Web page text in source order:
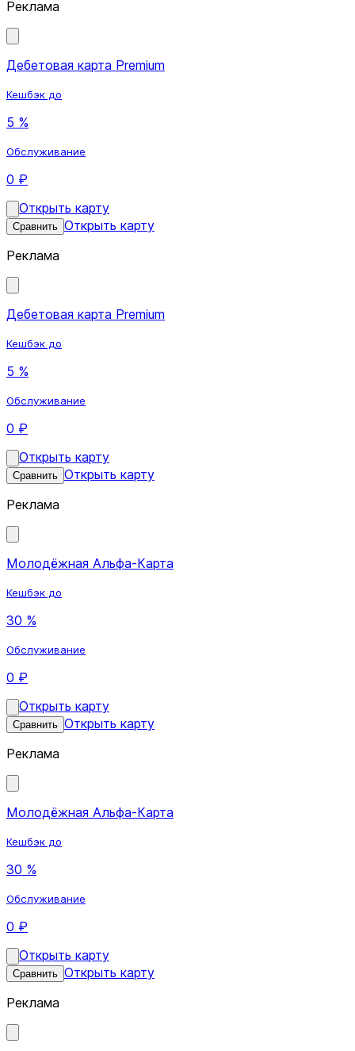
Реклама
Дебетовая карта Premium
Кешбэк до
5 %
Обслуживание
0 ₽
Открыть карту
Сравнить Открыть карту
Реклама
Дебетовая карта Premium
Кешбэк до
5 %
Обслуживание
0 ₽
Открыть карту
Сравнить Открыть карту
Реклама
Молодёжная Альфа-Карта
Кешбэк до
30 %
Обслуживание
0 ₽
Открыть карту
Сравнить Открыть карту
Реклама
Молодёжная Альфа-Карта
Кешбэк до
30 %
Обслуживание
0 ₽
Открыть карту
Сравнить Открыть карту
Реклама